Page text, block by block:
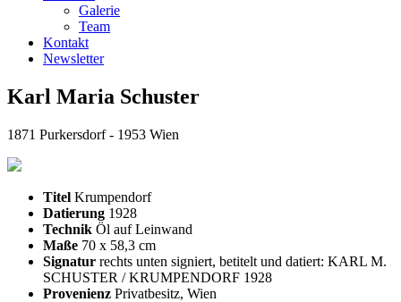
Galerie
Team
Kontakt
Newsletter
Karl Maria Schuster
1871 Purkersdorf - 1953 Wien
Titel Krumpendorf
Datierung 1928
Technik Öl auf Leinwand
Maße 70 x 58,3 cm
Signatur rechts unten signiert, betitelt und datiert: KARL M.
SCHUSTER / KRUMPENDORF 1928
Provenienz Privatbesitz, Wien